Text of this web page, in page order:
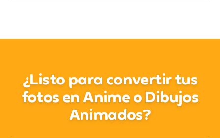
¿Listo para convertir tus
fotos en Anime o Dibujos
Animados?